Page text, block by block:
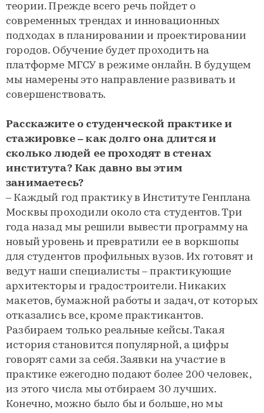
теории. Прежде всего речь пойдет о
современных трендах и инновационных
подходах в планировании и проектировании
городов. Обучение будет проходить на
платформе МГСУ в режиме онлайн. В будущем
мы намерены это направление развивать и
совершенствовать.
Расскажите о студенческой практике и
стажировке – как долго она длится и
сколько людей ее проходят в стенах
института? Как давно вы этим
занимаетесь?
– Каждый год практику в Институте Генплана
Москвы проходили около ста студентов. Три
года назад мы решили вывести программу на
новый уровень и превратили ее в воркшопы
для студентов профильных вузов. Их готовят и
ведут наши специалисты – практикующие
архитекторы и градостроители. Никаких
макетов, бумажной работы и задач, от которых
отказались все, кроме практикантов.
Разбираем только реальные кейсы. Такая
история становится популярной, а цифры
говорят сами за себя. Заявки на участие в
практике ежегодно подают более 200 человек,
из этого числа мы отбираем 30 лучших.
Конечно, можно было бы и больше, но мы